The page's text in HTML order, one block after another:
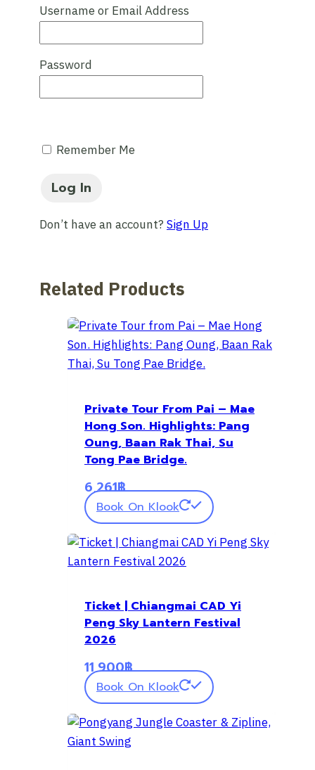
Username or Email Address
Password
Remember Me
Don’t have an account?Sign Up
Related Products
Private Tour From Pai – Mae
Hong Son. Highlights: Pang
Oung, Baan Rak Thai, Su
Tong Pae Bridge.
6,261฿
Book On Klook
Ticket | Chiangmai CAD Yi
Peng Sky Lantern Festival
2026
11,900฿
Book On Klook